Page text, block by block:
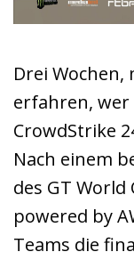
Drei
erfahren, wer
CrowdStrike
Nach einem
des GT World
powered by
Teams die